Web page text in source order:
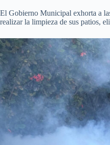
El Gobierno Municipal exhorta a
realizar la limpieza de sus patios,